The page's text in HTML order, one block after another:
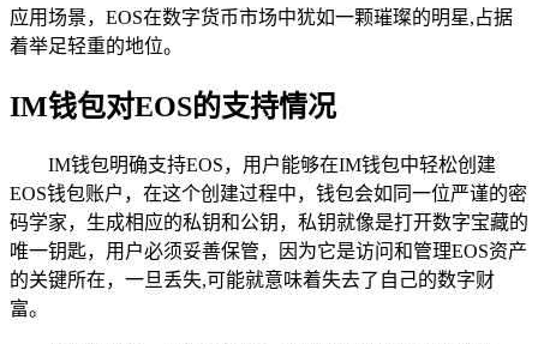
应用场景，EOS在数字货币市场中犹如一颗璀璨的明星,占据
着举足轻重的地位。
IM钱包对EOS的支持情况
IM钱包明确支持EOS，用户能够在IM钱包中轻松创建
EOS钱包账户，在这个创建过程中，钱包会如同一位严谨的密
码学家，生成相应的私钥和公钥，私钥就像是打开数字宝藏的
唯一钥匙，用户必须妥善保管，因为它是访问和管理EOS资产
的关键所在，一旦丢失,可能就意味着失去了自己的数字财
富。